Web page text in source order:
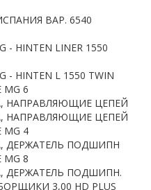
ВАР. 6540
- HINTEN LINER 1550
- HINTEN L 1550 TWIN
6
НАПРАВЛЯЮЩИЕ ЦЕПЕЙ
НАПРАВЛЯЮЩИЕ ЦЕПЕЙ
4
ДЕРЖАТЕЛЬ ПОДШИПН
8
ДЕРЖАТЕЛЬ ПОДШИПН.
3,00 HD PLUS